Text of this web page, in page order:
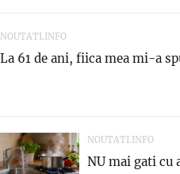
NOUTATI.INFO
La 61 de ani, fiica mea mi-a
NOUTATI.INFO
NU mai gati cu